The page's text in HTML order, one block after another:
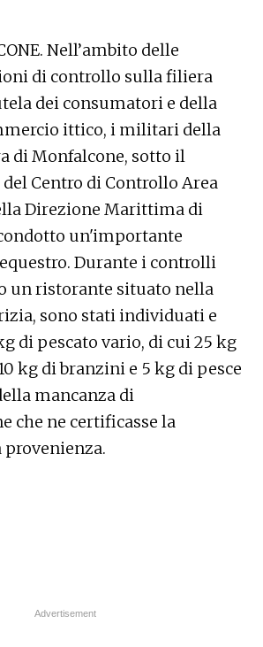
Nell’ambito delle
di controllo sulla filiera
dei consumatori e della
ittico, i militari della
di Monfalcone, sotto il
Centro di Controllo Area
Direzione Marittima di
un'importante
Durante i controlli
un ristorante situato nella
sono stati individuati e
di pescato vario, di cui 25 kg
kg di branzini e 5 kg di pesce
mancanza di
che ne certificasse la